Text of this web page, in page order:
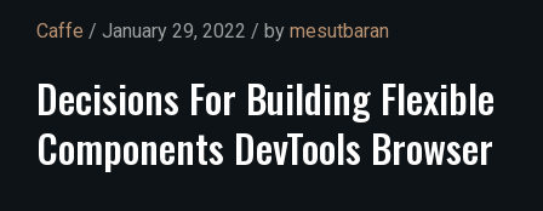
Caffe / January 29, 2022 / by mesutbaran
Decisions For Building Flexible
Components DevTools Browser